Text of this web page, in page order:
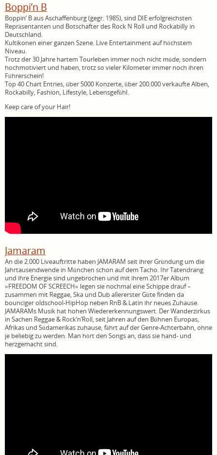
Boppi’n B
Boppin‘ B aus Aschaffenburg (gegr. 1985), sind DIE erfolgreichsten
Repräsentanten und Botschafter des Rock N Roll und Rockabilly in
Deutschland.
Kultikonen einer ganzen Szene. Live Entertainment auf höchstem
Niveau.
Trotz der 30 Jahre hartem Tourleben immer noch nicht müde, sondern
hochmotiviert und haben, trotz so vieler Kilometer immer noch ihren
Führerschein!
Top 40 Chart Entries, über 5000 Konzerte, über 200.000 verkaufte Alben,
Rockabilly, Fashion, Lifestyle, Lebensgefühl.
Keep care of your Hair!
Jamaram
An die 2.000 Liveauftritte haben JAMARAM seit ihrer Gründung um die
Jahrtausendwende in München schon auf dem Tacho. Ihr Tatendrang
und ihre Energie sind ungebrochen und mit ihrem 2017er Album
»FREEDOM OF SCREECH« legen sie nochmal eine Schippe drauf –
zusammen mit Reggae, Ska und Dub allererster Güte finden da
bounciger oldschool-HipHop neben RnB & Latin ihr neues Zuhause.
JAMARAMs Musik hat hohen Wiedererkennungswert. Der Wanderzirkus
in Sachen Reggae & Rock‘n‘Roll, seit Jahren auf den Bühnen Europas,
Afrikas und Südamerikas zuhause, fährt auf der Genre-Achterbahn, ohne
je beliebig zu werden. Man hört den Songs an, dass sie hand- und
herzgemacht sind.